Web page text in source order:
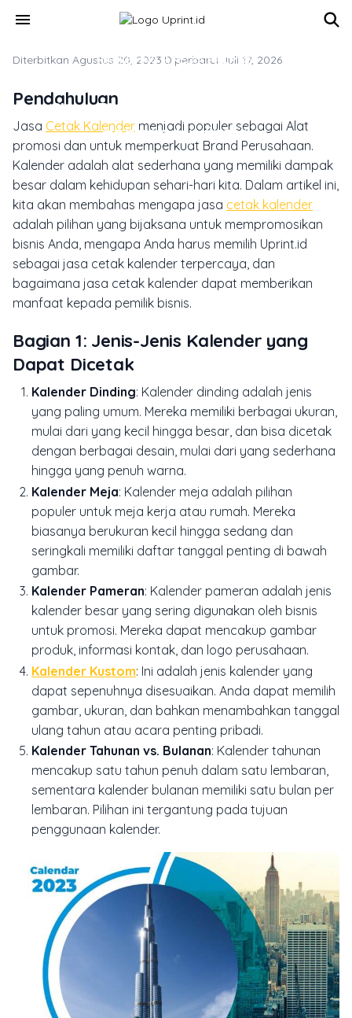
menu
MARKETING & MEDIA PROMOSI
Jasa Cetak Kalender: Membangun
Citra Bisnis yang Profesional
dengan Uprint.id
Diterbitkan Agustus 20, 2023 Diperbarui Juli 17, 2026
Pendahuluan
Jasa Cetak Kalender menjadi populer sebagai Alat
promosi dan untuk memperkuat Brand Perusahaan.
Kalender adalah alat sederhana yang memiliki dampak
besar dalam kehidupan sehari-hari kita. Dalam artikel ini,
kita akan membahas mengapa jasa cetak kalender
adalah pilihan yang bijaksana untuk mempromosikan
bisnis Anda, mengapa Anda harus memilih Uprint.id
sebagai jasa cetak kalender terpercaya, dan
bagaimana jasa cetak kalender dapat memberikan
manfaat kepada pemilik bisnis.
Bagian 1: Jenis-Jenis Kalender yang
Dapat Dicetak
Kalender Dinding: Kalender dinding adalah jenis
yang paling umum. Mereka memiliki berbagai ukuran,
mulai dari yang kecil hingga besar, dan bisa dicetak
dengan berbagai desain, mulai dari yang sederhana
hingga yang penuh warna.
Kalender Meja: Kalender meja adalah pilihan
populer untuk meja kerja atau rumah. Mereka
biasanya berukuran kecil hingga sedang dan
seringkali memiliki daftar tanggal penting di bawah
gambar.
Kalender Pameran: Kalender pameran adalah jenis
kalender besar yang sering digunakan oleh bisnis
untuk promosi. Mereka dapat mencakup gambar
produk, informasi kontak, dan logo perusahaan.
Kalender Kustom: Ini adalah jenis kalender yang
dapat sepenuhnya disesuaikan. Anda dapat memilih
gambar, ukuran, dan bahkan menambahkan tanggal
ulang tahun atau acara penting pribadi.
Kalender Tahunan vs. Bulanan: Kalender tahunan
mencakup satu tahun penuh dalam satu lembaran,
sementara kalender bulanan memiliki satu bulan per
lembaran. Pilihan ini tergantung pada tujuan
penggunaan kalender.